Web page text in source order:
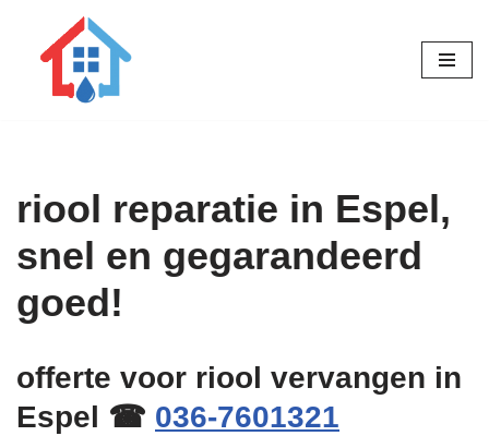
riool reparatie in Espel,
snel en gegarandeerd
goed!
offerte voor riool vervangen in
Espel ☎ 036-7601321